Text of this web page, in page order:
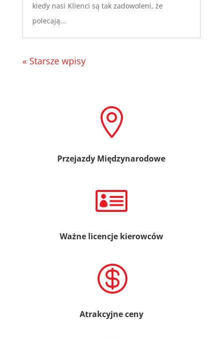
kiedy nasi Klienci są tak zadowoleni, że
polecają...
« Starsze wpisy

Przejazdy Międzynarodowe

Ważne licencje kierowców

Atrakcyjne ceny